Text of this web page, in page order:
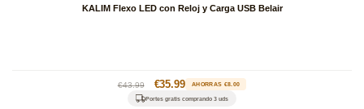
KALIM Flexo LED con Reloj y Carga USB Belair
Precio
habitual
€43.99
Precio
de
€35.99 AHORRAS €8.00
Portes gratis comprando 3 uds